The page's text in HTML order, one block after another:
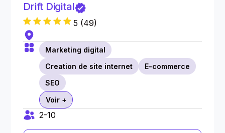
Drift Digital
5 (49)
Marketing digital
Creation de site internet
E-commerce
SEO
Voir +
2-10